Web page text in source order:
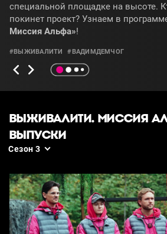
специальной площадке на высоте.
покинет проект? Узнаем в
Миссия Альфа»!
#ВЫЖИВАЛИТИ #ВАДИМДЕМЧОГ
ВЫЖИВАЛИТИ. МИССИЯ
ВЫПУСКИ
Сезон 3